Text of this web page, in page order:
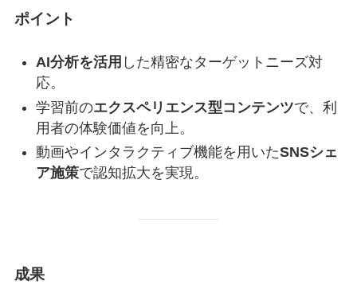
ポイント
AI分析を活用 した精密なターゲットニーズ対
応。
学習前のエクスペリエンス型コンテンツで、利
用者の体験価値を向上。
動画やインタラクティブ機能を用いたSNSシェ
ア施策で認知拡大を実現。
成果